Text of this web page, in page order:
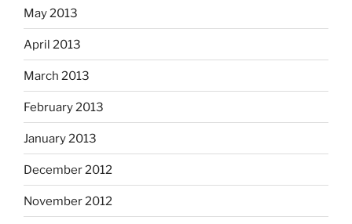
May 2013
April 2013
March 2013
February 2013
January 2013
December 2012
November 2012